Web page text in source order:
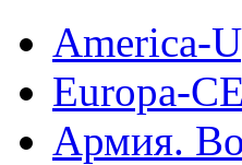
America-
Europa-
Армия.